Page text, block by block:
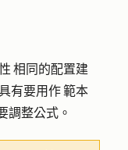
相同的配置建
有要用作 範本
調整公式。